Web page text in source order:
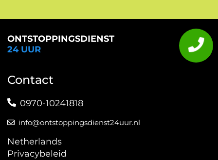
ONTSTOPPINGSDIENST
24 UUR
Contact
0970-10241818
info@ontstoppingsdienst24uur.nl
Netherlands
Privacybeleid